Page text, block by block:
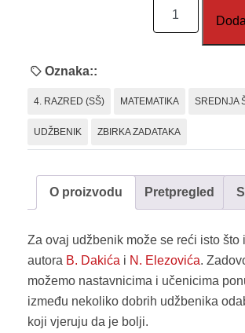
udžbenik
zadataka
količina
Oznaka::
4. RAZRED (SŠ) MATEMATIKA SREDNJA
UDŽBENIK ZBIRKA ZADATAKA
O proizvodu Pretpregled
Za ovaj udžbenik može se reći isto što
autora B. Dakića i N. Elezovića.
možemo nastavnicima i učenicima
između nekoliko dobrih udžbenika
koji vjeruju da je bolji.